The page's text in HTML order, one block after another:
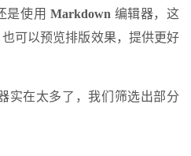
是使用 Markdown 编辑器，这
可以预览排版效果，提供更好
实在太多了，我们筛选出部分